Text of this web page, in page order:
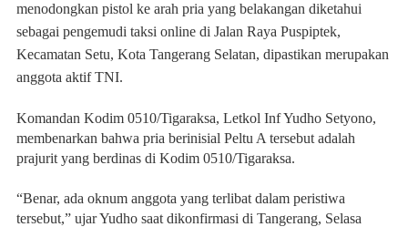
menodongkan pistol ke arah pria yang belakangan diketahui
sebagai pengemudi taksi online di Jalan Raya Puspiptek,
Kecamatan Setu, Kota Tangerang Selatan, dipastikan merupakan
anggota aktif TNI.
Komandan Kodim 0510/Tigaraksa, Letkol Inf Yudho Setyono,
membenarkan bahwa pria berinisial Peltu A tersebut adalah
prajurit yang berdinas di Kodim 0510/Tigaraksa.
“Benar, ada oknum anggota yang terlibat dalam peristiwa
tersebut,” ujar Yudho saat dikonfirmasi di Tangerang, Selasa